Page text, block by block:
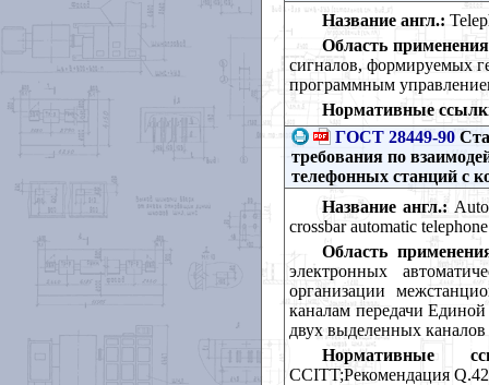
Название англ.:
Область
сигналов, формируемых
программным
Нормативные
ГОСТ 28449-90
требования по
телефонных станций с
Название англ.:
crossbar automatic
Область
электронных
организации
каналам передачи
двух выделенных
Нормативные
CCITT;Рекомендация